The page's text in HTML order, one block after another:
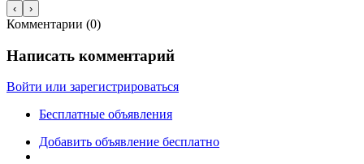
‹ ›
Комментарии (0)
Написать комментарий
Войти или зарегистрироваться
Бесплатные объявления
Добавить объявление бесплатно